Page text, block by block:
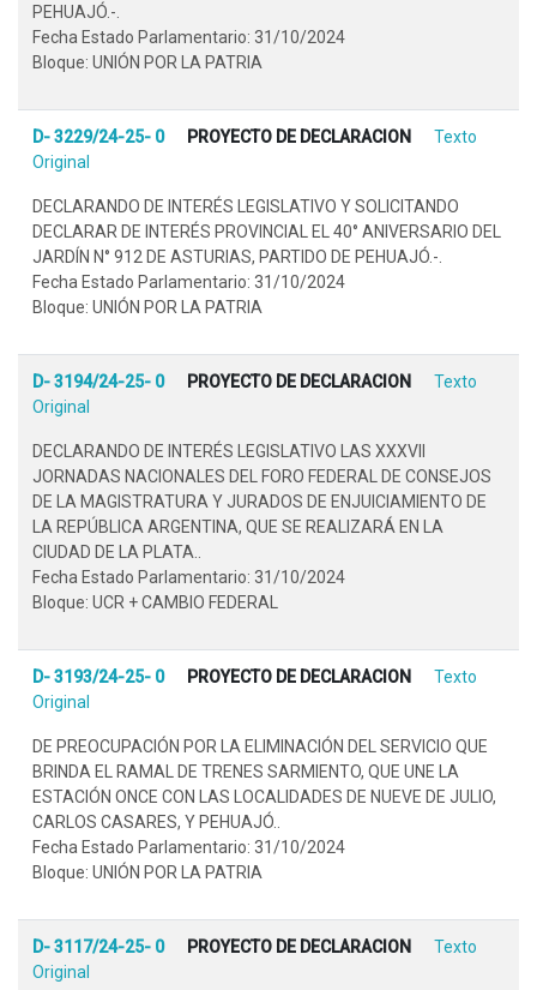
PEHUAJÓ.-.
Fecha Estado Parlamentario: 31/10/2024
Bloque: UNIÓN POR LA PATRIA
D- 3229/24-25- 0 PROYECTO DE DECLARACION
Texto
Original
DECLARANDO DE INTERÉS LEGISLATIVO Y SOLICITANDO
DECLARAR DE INTERÉS PROVINCIAL EL 40° ANIVERSARIO DEL
JARDÍN N° 912 DE ASTURIAS, PARTIDO DE PEHUAJÓ.-.
Fecha Estado Parlamentario: 31/10/2024
Bloque: UNIÓN POR LA PATRIA
D- 3194/24-25- 0 PROYECTO DE DECLARACION
Texto
Original
DECLARANDO DE INTERÉS LEGISLATIVO LAS XXXVII
JORNADAS NACIONALES DEL FORO FEDERAL DE CONSEJOS
DE LA MAGISTRATURA Y JURADOS DE ENJUICIAMIENTO DE
LA REPÚBLICA ARGENTINA, QUE SE REALIZARÁ EN LA
CIUDAD DE LA PLATA..
Fecha Estado Parlamentario: 31/10/2024
Bloque: UCR + CAMBIO FEDERAL
D- 3193/24-25- 0 PROYECTO DE DECLARACION
Texto
Original
DE PREOCUPACIÓN POR LA ELIMINACIÓN DEL SERVICIO QUE
BRINDA EL RAMAL DE TRENES SARMIENTO, QUE UNE LA
ESTACIÓN ONCE CON LAS LOCALIDADES DE NUEVE DE JULIO,
CARLOS CASARES, Y PEHUAJÓ..
Fecha Estado Parlamentario: 31/10/2024
Bloque: UNIÓN POR LA PATRIA
D- 3117/24-25- 0 PROYECTO DE DECLARACION
Texto
Original